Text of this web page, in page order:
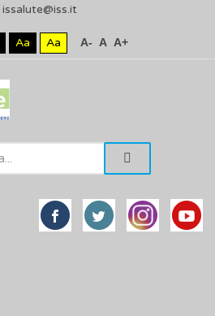
issalute@iss.it
Aa Aa A- A A+